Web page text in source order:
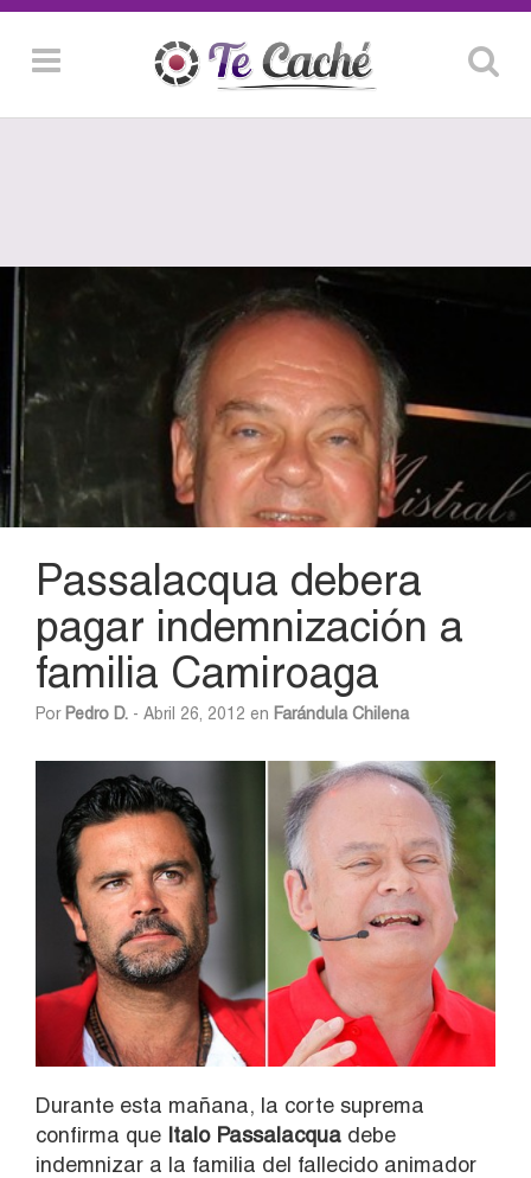
Passalacqua debera
pagar indemnización a
familia Camiroaga
Por Pedro D. - Abril 26, 2012 en Farándula Chilena
Durante esta mañana, la corte suprema
confirma que Italo Passalacqua debe
indemnizar a la familia del fallecido animador